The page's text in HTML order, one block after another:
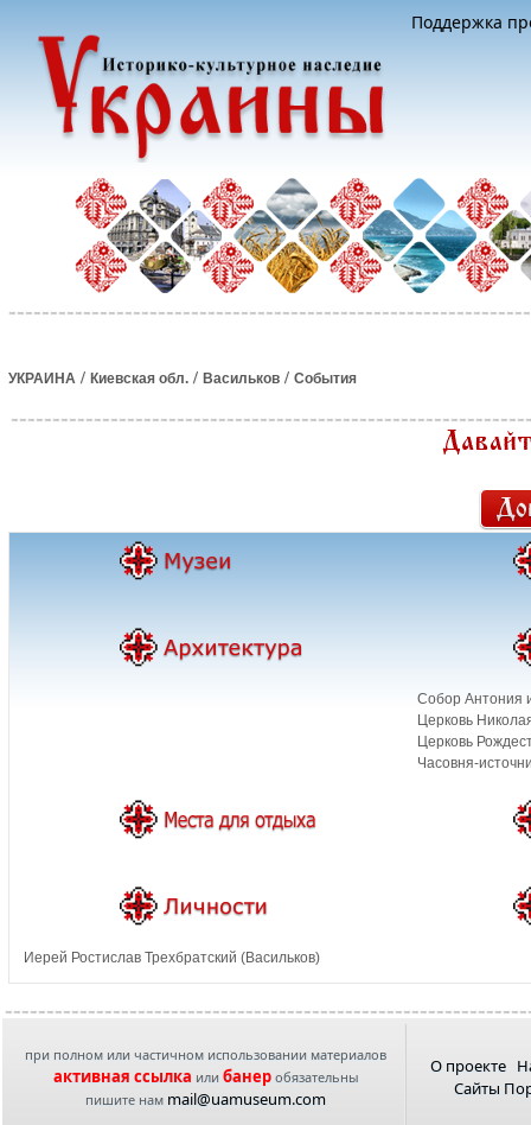
Поддержка
УКРАИНА / Киевская обл. / Васильков / События
Собор Антония
Церковь
Церковь
Часовня-
Иерей Ростислав Трехбратский (Васильков)
при полном или частичном использовании материалов
активная ссылка или банеробязательны
пишите нам mail@uamuseum.com
О проекте
Сайты